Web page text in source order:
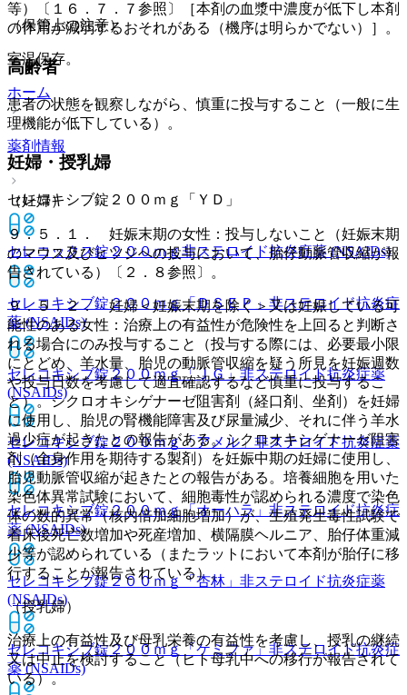
（保管上の注意）
室温保存。
ホーム
薬剤情報
セレコキシブ錠２００ｍｇ「ＹＤ」
セレコックス錠２００ｍｇ非ステロイド抗炎症薬 (NSAIDs)
セレコキシブ錠２００ｍｇ「ＤＳＥＰ」 非ステロイド抗炎症
薬 (NSAIDs)
セレコキシブ錠２００ｍｇ「ＪＧ」非ステロイド抗炎症薬
(NSAIDs)
セレコキシブ錠２００ｍｇ「アメル」非ステロイド抗炎症薬
(NSAIDs)
セレコキシブ錠２００ｍｇ「オーハラ」 非ステロイド抗炎症
薬 (NSAIDs)
セレコキシブ錠２００ｍｇ「杏林」 非ステロイド抗炎症薬
(NSAIDs)
セレコキシブ錠２００ｍｇ「ケミファ」 非ステロイド抗炎症
薬 (NSAIDs)
等）〔１６．７．７参照〕［本剤の血漿中濃度が低下し本剤
の作用が減弱するおそれがある（機序は明らかでない）］。
高齢者
患者の状態を観察しながら、慎重に投与すること（一般に生
理機能が低下している）。
妊婦・授乳婦
（妊婦）
９．５．１． 妊娠末期の女性：投与しないこと（妊娠末期
のマウス及びヒツジへの投与において、胎仔動脈管収縮が報
告されている）〔２．８参照〕。
９．５．２． 妊婦＜妊娠末期を除く＞又は妊娠している可
能性のある女性：治療上の有益性が危険性を上回ると判断さ
れる場合にのみ投与すること（投与する際には、必要最小限
にとどめ、羊水量、胎児の動脈管収縮を疑う所見を妊娠週数
や投与日数を考慮して適宜確認するなど慎重に投与するこ
と）。シクロオキシゲナーゼ阻害剤（経口剤、坐剤）を妊婦
に使用し、胎児の腎機能障害及び尿量減少、それに伴う羊水
過少症が起きたとの報告がある。シクロオキシゲナーゼ阻害
剤（全身作用を期待する製剤）を妊娠中期の妊婦に使用し、
胎児動脈管収縮が起きたとの報告がある。培養細胞を用いた
染色体異常試験において、細胞毒性が認められる濃度で染色
体の数的異常（核内倍加細胞増加）が、生殖発生毒性試験で
着床後死亡数増加や死産増加、横隔膜ヘルニア、胎仔体重減
少等が認められている（またラットにおいて本剤が胎仔に移
行することが報告されている）。
（授乳婦）
治療上の有益性及び母乳栄養の有益性を考慮し、授乳の継続
又は中止を検討すること（ヒト母乳中への移行が報告されて
いる）。